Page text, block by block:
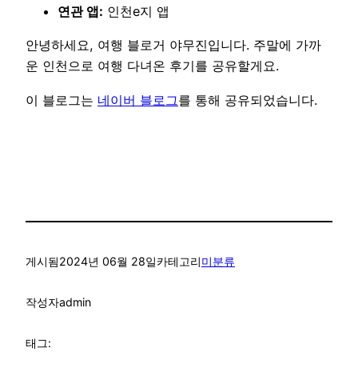
연관 앱: 인천e지 앱
안녕하세요, 여행 블로거 야무진입니다. 주말에 가까
운 인천으로 여행 다녀온 후기를 공유할게요.
이 블로그는 네이버 블로그를 통해 공유되었습니다.
게시됨2024년 06월 28일카테고리미분류
작성자admin
태그: